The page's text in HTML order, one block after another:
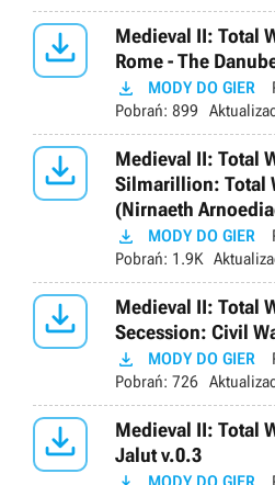

Medieval II: Total
Rome - The
 MODY DO GIER
Pobrań: 899

Medieval II: Total
Silmarillion: Total
(Nirnaeth
 MODY DO GIER
Pobrań: 1.9K

Medieval II: Total
Secession: Civil
 MODY DO GIER
Pobrań: 726

Medieval II: Total
Jalut v.0.3